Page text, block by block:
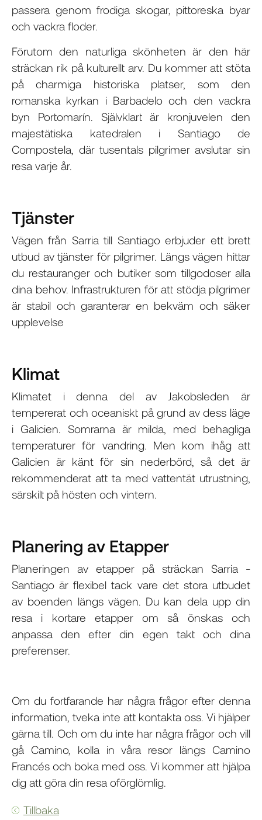
passera genom frodiga skogar, pittoreska byar
och vackra floder.
Förutom den naturliga skönheten är den här
sträckan rik på kulturellt arv. Du kommer att stöta
på charmiga historiska platser, som den
romanska kyrkan i Barbadelo och den vackra
byn Portomarín. Självklart är kronjuvelen den
majestätiska katedralen i Santiago de
Compostela, där tusentals pilgrimer avslutar sin
resa varje år.
Tjänster
Vägen från Sarria till Santiago erbjuder ett brett
utbud av tjänster för pilgrimer. Längs vägen hittar
du restauranger och butiker som tillgodoser alla
dina behov. Infrastrukturen för att stödja pilgrimer
är stabil och garanterar en bekväm och säker
upplevelse
Klimat
Klimatet i denna del av Jakobsleden är
tempererat och oceaniskt på grund av dess läge
i Galicien. Somrarna är milda, med behagliga
temperaturer för vandring. Men kom ihåg att
Galicien är känt för sin nederbörd, så det är
rekommenderat att ta med vattentät utrustning,
särskilt på hösten och vintern.
Planering av Etapper
Planeringen av etapper på sträckan Sarria -
Santiago är flexibel tack vare det stora utbudet
av boenden längs vägen. Du kan dela upp din
resa i kortare etapper om så önskas och
anpassa den efter din egen takt och dina
preferenser.
Om du fortfarande har några frågor efter denna
information, tveka inte att kontakta oss. Vi hjälper
gärna till. Och om du inte har några frågor och vill
gå Camino, kolla in våra resor längs Camino
Francés och boka med oss. Vi kommer att hjälpa
dig att göra din resa oförglömlig.
Tillbaka